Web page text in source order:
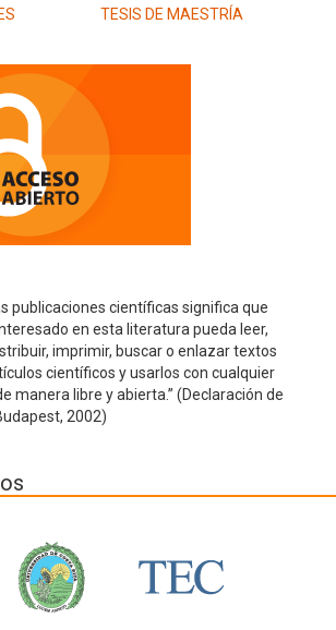
TESIS DE MAESTRÍA
publicaciones científicas significa que
en esta literatura pueda leer,
imprimir, buscar o enlazar textos
científicos y usarlos con cualquier
manera libre y abierta.” (Declaración de
2002)